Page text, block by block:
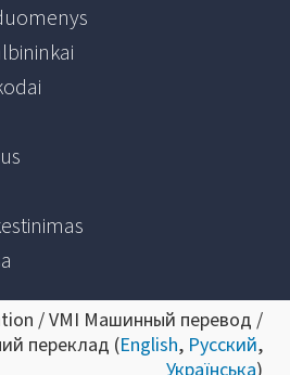
/ VMI Машинный перевод /
переклад (English, Русский,